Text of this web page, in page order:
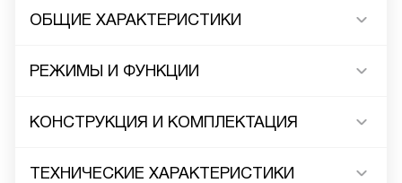
ОБЩИЕ ХАРАКТЕРИСТИКИ
РЕЖИМЫ И ФУНКЦИИ
КОНСТРУКЦИЯ И КОМПЛЕКТАЦИЯ
ТЕХНИЧЕСКИЕ ХАРАКТЕРИСТИКИ